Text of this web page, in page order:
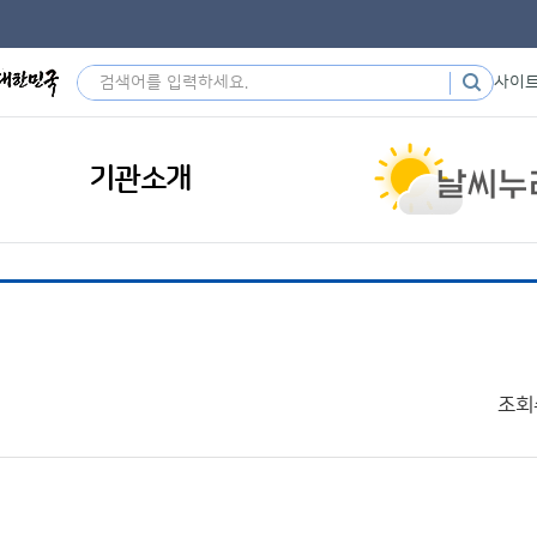
사이
기관소개
조회